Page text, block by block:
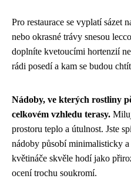
Pro restaurace se vyplatí sázet
nebo okrasné trávy snesou
doplníte kvetoucími hortenzií
rádi posedí a kam se budou
Nádoby, ve kterých rostliny
celkovém vzhledu terasy.
prostoru teplo a útulnost. Jste
nádoby působí minimalisticky a
květináče skvěle hodí jako
ocení trochu soukromí.